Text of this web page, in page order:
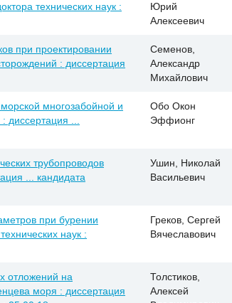
технических наук :
Юрий
Алексеевич
при проектировании
: диссертация
Семенов,
Александр
Михайлович
многозабойной и
диссертация ...
Обо Окон
Эффионг
трубопроводов
... кандидата
Ушин, Николай
Васильевич
при бурении
наук :
Греков, Сергей
Вячеславович
отложений на
моря : диссертация
Толстиков,
Алексей